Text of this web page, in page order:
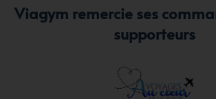
Viagym remercie ses
supporteurs